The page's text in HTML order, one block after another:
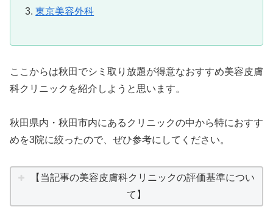
東京美容外科
ここからは秋田でシミ取り放題が得意なおすすめ美容皮膚
科クリニックを紹介しようと思います。
秋田県内・秋田市内にあるクリニックの中から特におすす
めを3院に絞ったので、ぜひ参考にしてください。
【当記事の美容皮膚科クリニックの評価基準につい
て】